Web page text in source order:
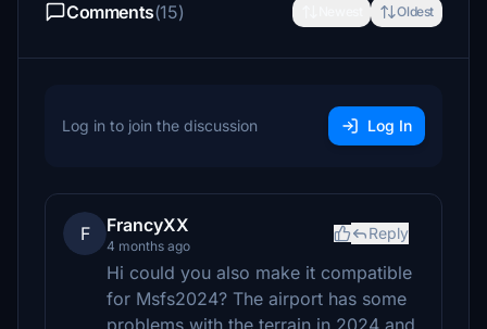
Comments(15) Oldest
Log in to join the discussion Log In
F FrancyXX
4 months ago
Reply
Hi could you also make it compatible
for Msfs2024? The airport has some
problems with the terrain in 2024 and